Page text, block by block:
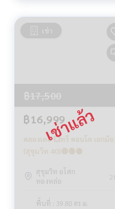
เช่า
฿17,500
฿16,999
คลองเตย 💥ทรี คอนโด เอกมัย
(สุขุมวิท 40)🔴🟢🟡
สุขุมวิท อโศก
ทองหล่อ
พื้นที่ : 39.80 ตร.ม.